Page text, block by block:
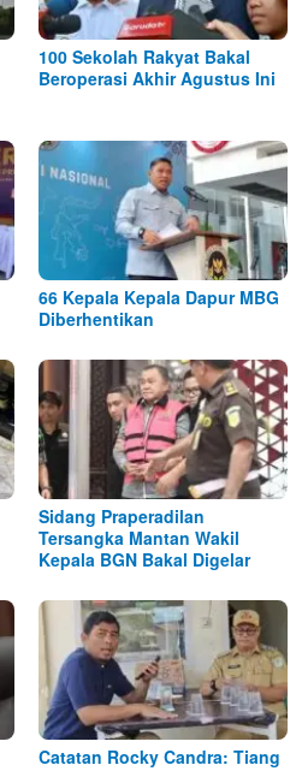
100 Sekolah Rakyat Bakal
Beroperasi Akhir Agustus Ini
66 Kepala Kepala Dapur MBG
Diberhentikan
Sidang Praperadilan
Tersangka Mantan Wakil
Kepala BGN Bakal Digelar
Catatan Rocky Candra: Tiang